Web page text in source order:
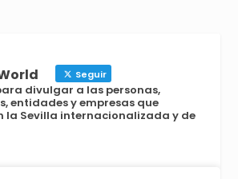
Seguir
divulgar a las personas,
entidades y empresas que
la Sevilla internacionalizada y de